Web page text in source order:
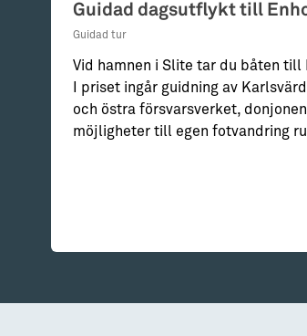
Guidad dagsutflykt till
Guidad tur
Vid hamnen i Slite tar du båten till
I priset ingår guidning av
och östra försvarsverket,
möjligheter till egen fotvandring